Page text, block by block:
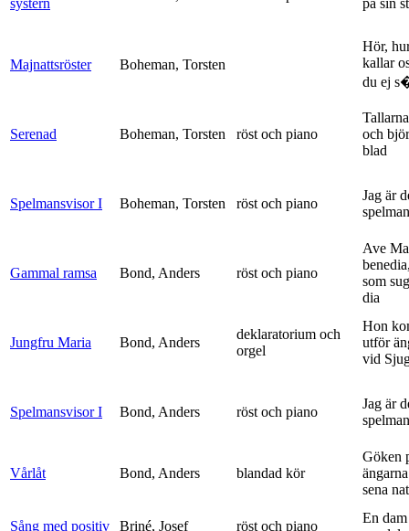
Majnattsröster Boheman, Torsten
Hör,
kallar
du ej
Serenad Boheman, Torsten röst och piano
och
blad
Spelmansvisor I Boheman, Torsten röst och piano
Jag är
spelman
Gammal ramsa Bond, Anders röst och piano
Ave
som
dia
Jungfru Maria Bond, Anders
deklaratorium och
orgel
Hon
utför
vid
Spelmansvisor I Bond, Anders röst och piano
Jag är
spelman
Vårlåt Bond, Anders blandad kör
Göken
sena
Sång med positiv Briné, Josef röst och piano
En